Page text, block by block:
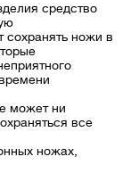
средство
сохранять ножи в
может ни
все
ножах,